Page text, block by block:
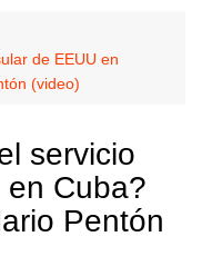
de EEUU en
(video)
servicio
en Cuba?
Pentón